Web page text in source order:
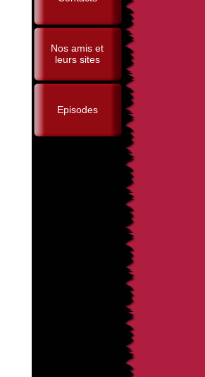
Nos amis et
leurs sites
Episodes